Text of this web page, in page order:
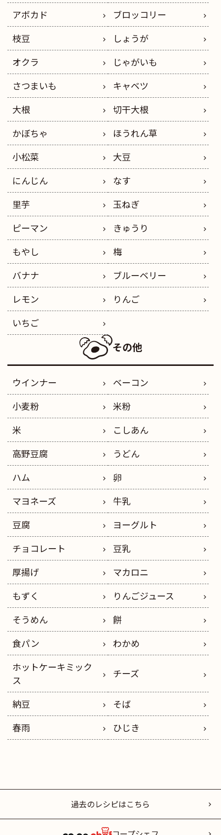
アボカド
ブロッコリー
枝豆
しょうが
オクラ
じゃがいも
さつまいも
キャベツ
大根
切干大根
かぼちゃ
ほうれん草
小松菜
大豆
にんじん
なす
里芋
玉ねぎ
ピーマン
きゅうり
もやし
梅
バナナ
ブルーベリー
レモン
りんご
いちご
その他
ウインナー
ベーコン
小麦粉
米粉
米
こしあん
高野豆腐
うどん
ハム
卵
マヨネーズ
牛乳
豆腐
ヨーグルト
チョコレート
豆乳
厚揚げ
マカロニ
もずく
りんごジュース
そうめん
餅
食パン
わかめ
ホットケーキミック
ス
チーズ
納豆
そば
春雨
ひじき
過去のレシピはこちら